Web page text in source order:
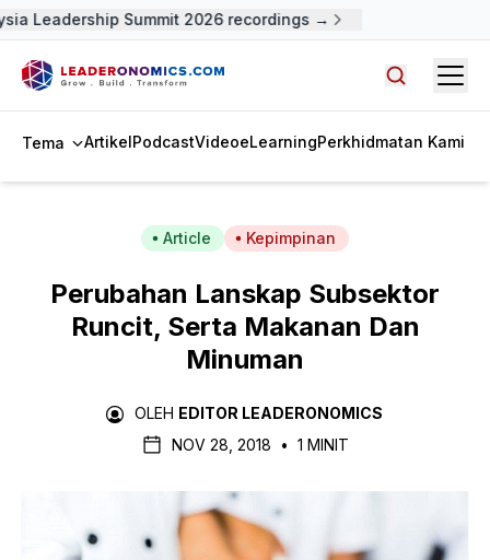
Leadership Summit 2026 recordings →
Tema ArtikelPodcastVideoeLearningPerkhidmatan Kami
Article Kepimpinan
Perubahan Lanskap Subsektor
Runcit, Serta Makanan Dan
Minuman
OLEH EDITOR LEADERONOMICS
NOV 28, 2018
• 1 MINIT